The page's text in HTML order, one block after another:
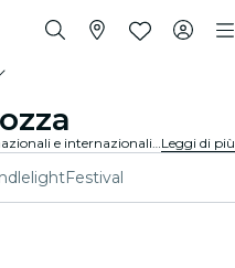
Scopri i migliori concerti e tour di artisti nazionali e internazionali a Saragozza, acquista i tuoi biglietti su Fever e goditi i migliori live in circolazione!Leggi di più
Festival